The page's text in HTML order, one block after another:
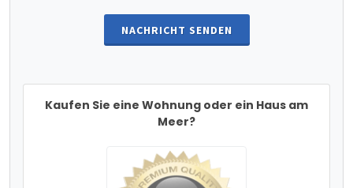
NACHRICHT SENDEN
Kaufen Sie eine Wohnung oder ein Haus am
Meer?